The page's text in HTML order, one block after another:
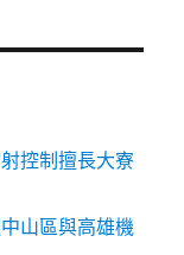
控制擅長大寮
山區與高雄機